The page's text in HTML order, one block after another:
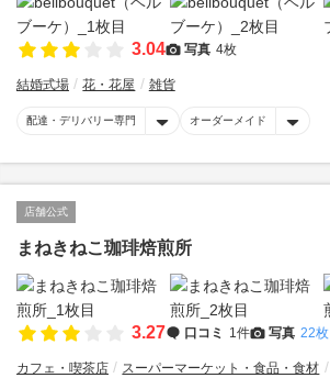
3.04 写真 4枚
結婚式場 花・花屋 雑貨
配達・デリバリー専門 オーダーメイド
店舗公式
まねきねこ珈琲焙煎所
3.27 口コミ 1件 写真 22枚
カフェ・喫茶店 スーパーマーケット・食品・食材